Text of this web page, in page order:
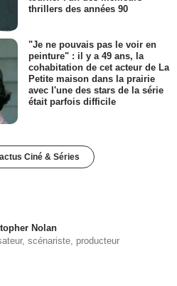
thrillers des années 90
"Je ne pouvais pas le voir en
peinture" : il y a 49 ans, la
cohabitation de cet acteur de La
Petite maison dans la prairie
avec l'une des stars de la série
était parfois difficile
Ciné & Séries
Nolan
scénariste, producteur